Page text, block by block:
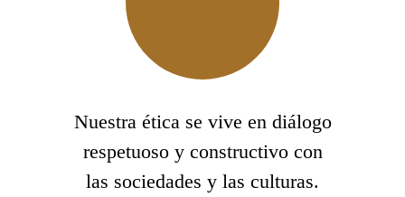
Nuestra ética se vive en diálogo
respetuoso y constructivo con
las sociedades y las culturas.